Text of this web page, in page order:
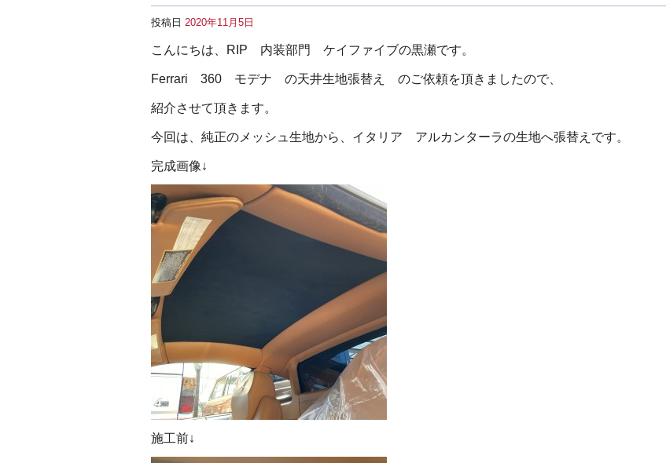
投稿日 2020年11月5日
こんにちは、RIP 内装部門 ケイファイブの黒瀬です。
Ferrari 360 モデナ の天井生地張替え のご依頼を頂きましたので、
紹介させて頂きます。
今回は、純正のメッシュ生地から、イタリア アルカンターラの生地へ張替えです。
完成画像↓
施工前↓